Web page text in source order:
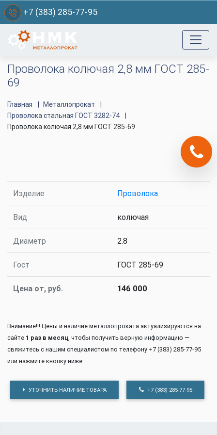
+7 (383) 285-77-95
Проволока колючая 2,8 мм ГОСТ 285-
69
Главная
Металлопрокат
Проволока стальная ГОСТ 3282-74
Проволока колючая 2,8 мм ГОСТ 285-69
Изделие Проволока
Вид колючая
Диаметр 2.8
Гост ГОСТ 285-69
Цена от, руб. 146 000
Внимание!!! Цены и наличие металлопроката актуализируются на
сайте 1 раз в месяц, чтобы получить верную информацию —
свяжитесь с нашим специалистом по телефону +7 (383) 285-77-95
или нажмите кнопку ниже
УТОЧНИТЬ НАЛИЧИЕ ТОВАРА +7 (383) 285-77-95